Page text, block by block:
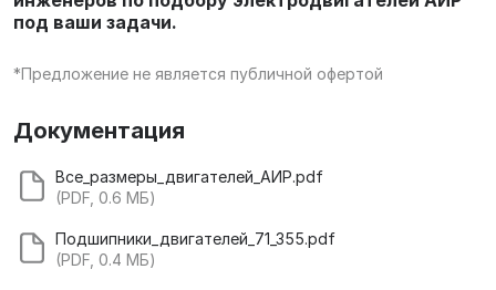
под ваши задачи.
*Предложение не является публичной офертой
Документация
Все_размеры_двигателей_АИР.pdf
(PDF, 0.6 МБ)
Подшипники_двигателей_71_355.pdf
(PDF, 0.4 МБ)